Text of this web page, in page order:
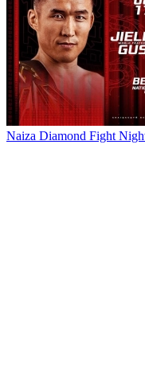
Naiza Diamond Fight